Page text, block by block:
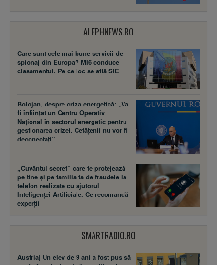
ALEPHNEWS.RO
Care sunt cele mai bune servicii de
spionaj din Europa? MI6 conduce
clasamentul. Pe ce loc se află SIE
Bolojan, despre criza energetică: „Va
fi înființat un Centru Operativ
Național în sectorul energetic pentru
gestionarea crizei. Cetățenii nu vor fi
deconectați”
„Cuvântul secret” care te protejează
pe tine și pe familia ta de fraudele la
telefon realizate cu ajutorul
Inteligenței Artificiale. Ce recomandă
experții
SMARTRADIO.RO
Austria| Un elev de 9 ani a fost pus să